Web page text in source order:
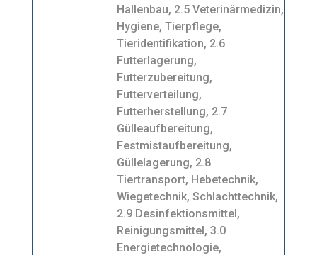
Hallenbau, 2.5 Veterinärmedizin,
Hygiene, Tierpflege,
Tieridentifikation, 2.6
Futterlagerung,
Futterzubereitung,
Futterverteilung,
Futterherstellung, 2.7
Gülleaufbereitung,
Festmistaufbereitung,
Güllelagerung, 2.8
Tiertransport, Hebetechnik,
Wiegetechnik, Schlachttechnik,
2.9 Desinfektionsmittel,
Reinigungsmittel, 3.0
Energietechnologie,